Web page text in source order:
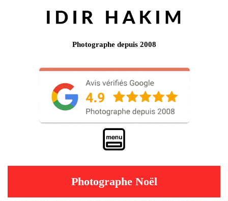
Photographe depuis 2008
Photographe Noël